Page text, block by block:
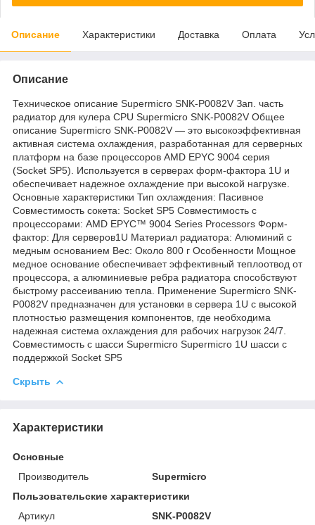
Описание Характеристики Доставка Оплата
Описание
Техническое описание Supermicro SNK-P0082V Зап. часть
радиатор для кулера CPU Supermicro SNK-P0082V Общее
описание Supermicro SNK-P0082V — это высокоэффективная
активная система охлаждения, разработанная для серверных
платформ на базе процессоров AMD EPYC 9004 серия
(Socket SP5). Используется в серверах форм-фактора 1U и
обеспечивает надежное охлаждение при высокой нагрузке.
Основные характеристики Тип охлаждения: Пасивное
Совместимость сокета: Socket SP5 Совместимость с
процессорами: AMD EPYC™ 9004 Series Processors Форм-
фактор: Для серверов1U Материал радиатора: Алюминий с
медным основанием Вес: Около 800 г Особенности Мощное
медное основание обеспечивает эффективный теплоотвод от
процессора, а алюминиевые ребра радиатора способствуют
быстрому рассеиванию тепла. Применение Supermicro SNK-
P0082V предназначен для установки в сервера 1U с высокой
плотностью размещения компонентов, где необходима
надежная система охлаждения для рабочих нагрузок 24/7.
Совместимость с шасси Supermicro Supermicro 1U шасси с
поддержкой Socket SP5
Скрыть
Характеристики
Основные
Производитель
Supermicro
Пользовательские характеристики
Артикул
SNK-P0082V